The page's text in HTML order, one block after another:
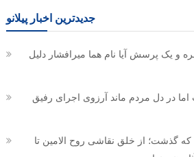
جدیدترین اخبار پیلانو
و یک پرسش آیا نام هما میرافشار دلیل
در دل مردم ماند آرزوی اجرای رفیق
گذشت؛ از خلق نقاشی روح الامین تا